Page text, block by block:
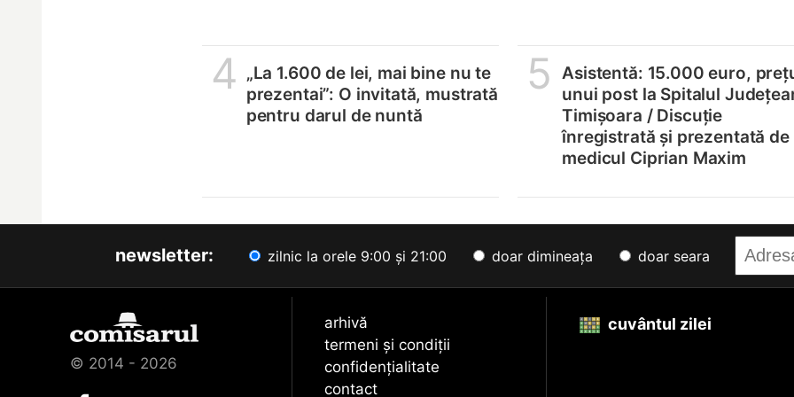
4 „La 1.600 de lei, mai bine nu te
prezentai”: O invitată, mustrată
pentru darul de nuntă
5
Asistentă: 15.000 euro,
unui post la Spitalul
Timișoara /Discuție
înregistrată și prezentată de
medicul Ciprian Maxim
newsletter: zilnic la orele 9:00 și 21:00 doar dimineața doar seara
© 2014 - 2026
arhivă
termeni și condiții
confidențialitate
contact
cuvântul zilei